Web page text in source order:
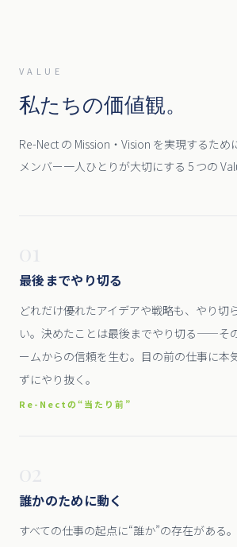
VALUE
私たちの価値観。
Re-Nect の Mission・Vision を実現するため
メンバー一人ひとりが大切にする 5 つの
最後までやり切る
どれだけ優れたアイデアや戦略も、やり切
い。決めたことは最後までやり切る——そ
ームからの信頼を生む。目の前の仕事に本
ずにやり抜く。
Re-Nectの“当たり前”
誰かのために動く
すべての仕事の起点に“誰か”の存在がある